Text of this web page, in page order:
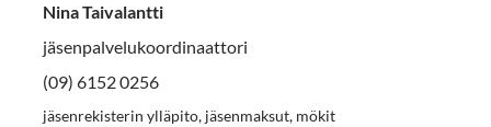
Nina Taivalantti
jäsenpalvelukoordinaattori
(09) 6152 0256
jäsenrekisterin ylläpito, jäsenmaksut, mökit